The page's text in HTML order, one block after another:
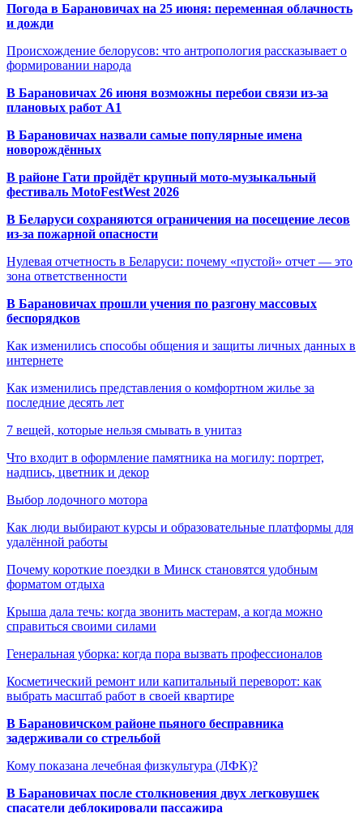
Погода в Барановичах на 25 июня: переменная облачность
и дожди
Происхождение белорусов: что антропология рассказывает о
формировании народа
В Барановичах 26 июня возможны перебои связи из-за
плановых работ A1
В Барановичах назвали самые популярные имена
новорождённых
В районе Гати пройдёт крупный мото-музыкальный
фестиваль MotoFestWest 2026
В Беларуси сохраняются ограничения на посещение лесов
из-за пожарной опасности
Нулевая отчетность в Беларуси: почему «пустой» отчет — это
зона ответственности
В Барановичах прошли учения по разгону массовых
беспорядков
Как изменились способы общения и защиты личных данных в
интернете
Как изменились представления о комфортном жилье за
последние десять лет
7 вещей, которые нельзя смывать в унитаз
Что входит в оформление памятника на могилу: портрет,
надпись, цветник и декор
Выбор лодочного мотора
Как люди выбирают курсы и образовательные платформы для
удалённой работы
Почему короткие поездки в Минск становятся удобным
форматом отдыха
Крыша дала течь: когда звонить мастерам, а когда можно
справиться своими силами
Генеральная уборка: когда пора вызвать профессионалов
Косметический ремонт или капитальный переворот: как
выбрать масштаб работ в своей квартире
В Барановичском районе пьяного бесправника
задерживали со стрельбой
Кому показана лечебная физкультура (ЛФК)?
В Барановичах после столкновения двух легковушек
спасатели деблокировали пассажира